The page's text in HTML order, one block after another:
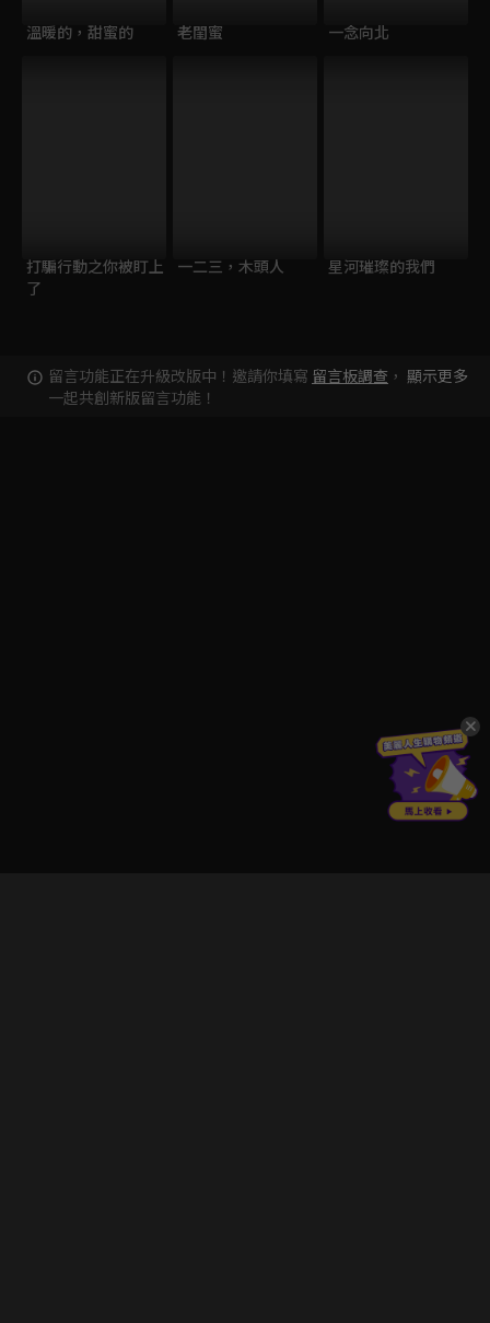
溫暖的，甜蜜的 老閨蜜 一念向北
打騙行動之你被盯上
了
一二三，木頭人 星河璀璨的我們
留言功能正在升級改版中！邀請你填寫 留言板調查 ，
一起共創新版留言功能！
顯示更多